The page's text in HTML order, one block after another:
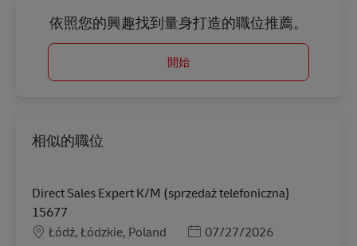
依照您的興趣找到量身打造的職位推薦。
開始
相似的職位
Direct Sales Expert K/M (sprzedaż telefoniczna)
15677
地點Łódź, Łódzkie, Poland Posted Date
07/27/2026